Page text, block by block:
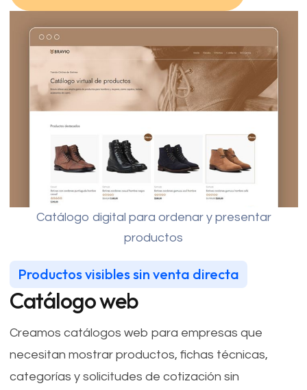
Ver más sobre tiendas virtuales
Productos visibles sin venta directa
Catálogo web
Creamos catálogos web para empresas que
necesitan mostrar productos, fichas técnicas,
categorías y solicitudes de cotización sin
Catálogo digital para ordenar y presentar
productos